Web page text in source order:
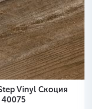
Vinyl Скоция
40075